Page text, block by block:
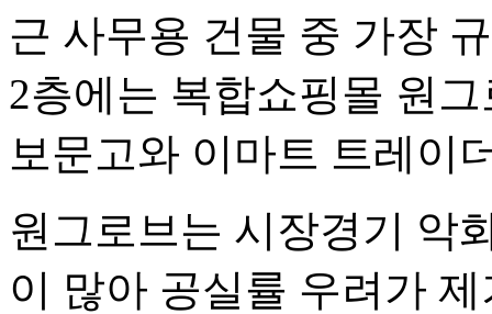
근 사무용 건물 중 가장
2층에는 복합쇼핑몰 원
보문고와 이마트 트레이
원그로브는 시장경기 악
이 많아 공실률 우려가